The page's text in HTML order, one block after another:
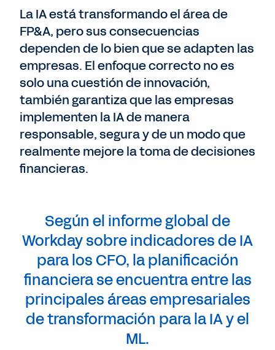
La IA está transformando el área de
FP&A, pero sus consecuencias
dependen de lo bien que se adapten las
empresas. El enfoque correcto no es
solo una cuestión de innovación,
también garantiza que las empresas
implementen la IA de manera
responsable, segura y de un modo que
realmente mejore la toma de decisiones
financieras.
Según el informe global de
Workday sobre indicadores de IA
para los CFO, la planificación
financiera se encuentra entre las
principales áreas empresariales
de transformación para la IA y el
ML.